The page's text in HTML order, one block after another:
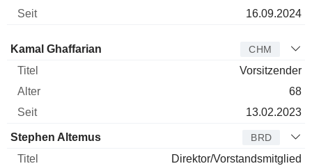
16.09.2024
Verwaltungsratsmitglied
Kamal Ghaffarian CHM
Vorsitzender
68
13.02.2023
Stephen Altemus BRD
Direktor/Vorstandsmitglied